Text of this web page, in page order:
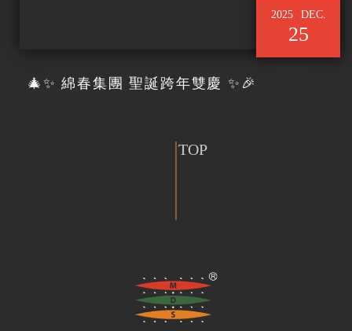
2025 DEC.
25
🎄✨ 綿春集團 聖誕跨年雙慶 ✨🎉
TOP